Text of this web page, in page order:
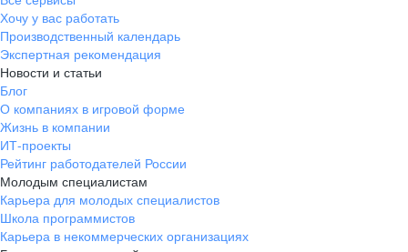
Хочу у вас работать
Производственный календарь
Экспертная рекомендация
Новости и статьи
Блог
О компаниях в игровой форме
Жизнь в компании
ИТ-проекты
Рейтинг работодателей России
Молодым специалистам
Карьера для молодых специалистов
Школа программистов
Карьера в некоммерческих организациях